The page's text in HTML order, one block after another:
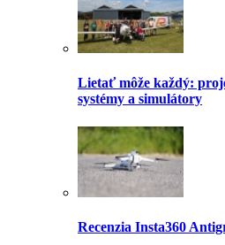
Lietať môže každý:
systémy a simulátory
Recenzia Insta360